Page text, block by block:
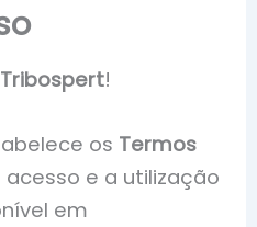
!
os Termos
e a utilização
em